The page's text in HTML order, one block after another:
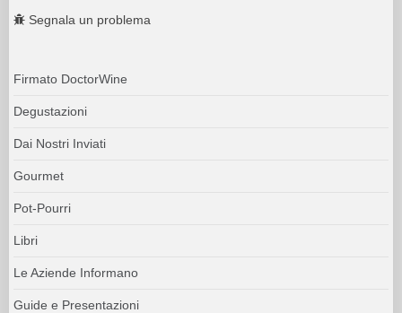
Segnala un problema
Firmato DoctorWine
Degustazioni
Dai Nostri Inviati
Gourmet
Pot-Pourri
Libri
Le Aziende Informano
Guide e Presentazioni